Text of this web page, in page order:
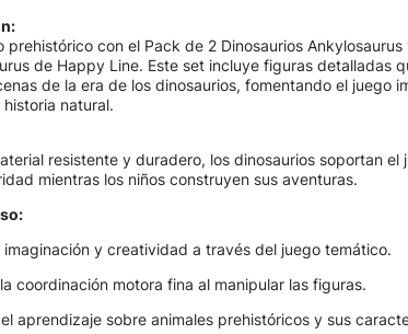
prehistórico con el Pack de 2 Dinosaurios Ankylosaurus
de Happy Line. Este set incluye figuras detalladas
de la era de los dinosaurios, fomentando el juego
natural.
resistente y duradero, los dinosaurios soportan el
mientras los niños construyen sus aventuras.
imaginación y creatividad a través del juego temático.
coordinación motora fina al manipular las figuras.
aprendizaje sobre animales prehistóricos y sus